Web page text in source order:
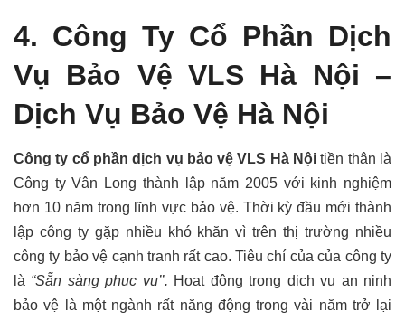
4. Công Ty Cổ Phần Dịch
Vụ Bảo Vệ VLS Hà Nội –
Dịch Vụ Bảo Vệ Hà Nội
Công ty cổ phần dịch vụ bảo vệ VLS Hà Nội tiền thân là
Công ty Vân Long thành lập năm 2005 với kinh nghiệm
hơn 10 năm trong lĩnh vực bảo vệ. Thời kỳ đầu mới thành
lập công ty gặp nhiều khó khăn vì trên thị trường nhiều
công ty bảo vệ cạnh tranh rất cao. Tiêu chí của của công ty
là “Sẵn sàng phục vụ’’. Hoạt động trong dịch vụ an ninh
bảo vệ là một ngành rất năng động trong vài năm trở lại